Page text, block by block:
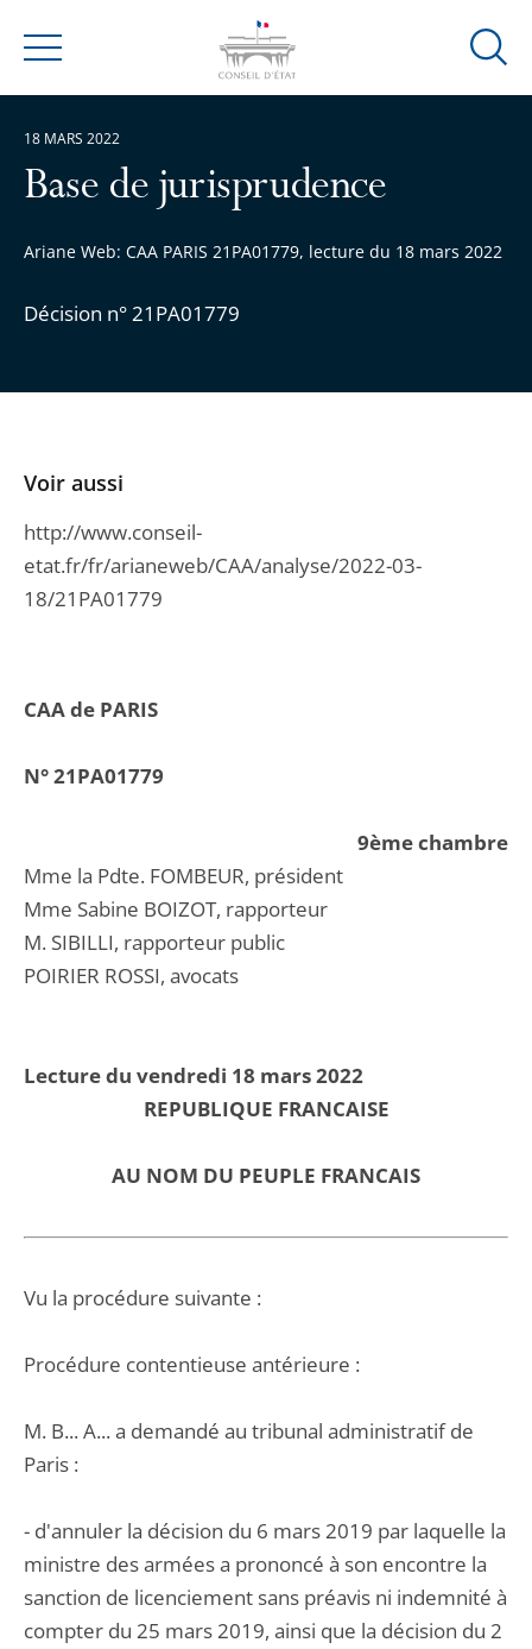
Menu
Ouvrir
Base de jurisprudence
Ariane Web: CAA PARIS 21PA01779, lecture du 18 mars 2022
Décision n° 21PA01779
18 MARS 2022
CAA de PARIS
N° 21PA01779
9ème chambre
Mme la Pdte. FOMBEUR, président
Mme Sabine BOIZOT, rapporteur
M. SIBILLI, rapporteur public
POIRIER ROSSI, avocats
Lecture du vendredi 18 mars 2022
REPUBLIQUE FRANCAISE
AU NOM DU PEUPLE FRANCAIS
Vu la procédure suivante :
Procédure contentieuse antérieure :
M. B... A... a demandé au tribunal administratif de
Paris :
- d'annuler la décision du 6 mars 2019 par laquelle la
ministre des armées a prononcé à son encontre la
sanction de licenciement sans préavis ni indemnité à
compter du 25 mars 2019, ainsi que la décision du 2
Voir aussi
http://www.conseil-
etat.fr/fr/arianeweb/CAA/analyse/2022-03-
18/21PA01779